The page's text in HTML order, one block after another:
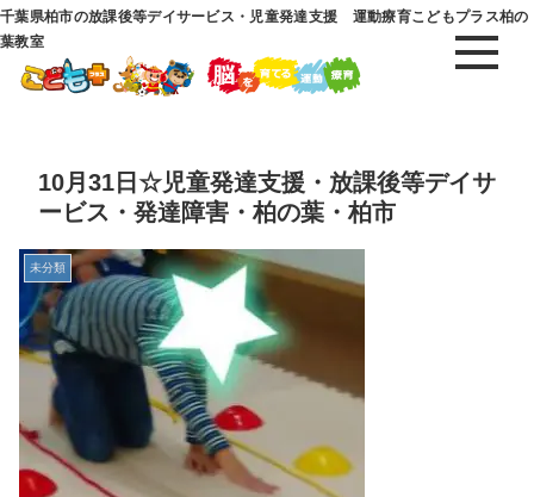
千葉県柏市の放課後等デイサービス・児童発達支援 運動療育こどもプラス柏の
葉教室
10月31日☆児童発達支援・放課後等デイサ
ービス・発達障害・柏の葉・柏市
未分類